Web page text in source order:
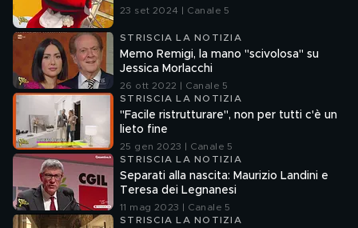
23 set 2024 | Canale 5
STRISCIA LA NOTIZIA
Memo Remigi, la mano "scivolosa" su
Jessica Morlacchi
26 ott 2022 | Canale 5
STRISCIA LA NOTIZIA
"Facile ristrutturare", non per tutti c'è un
lieto fine
25 gen 2023 | Canale 5
STRISCIA LA NOTIZIA
Separati alla nascita: Maurizio Landini e
Teresa dei Legnanesi
11 mag 2023 | Canale 5
STRISCIA LA NOTIZIA